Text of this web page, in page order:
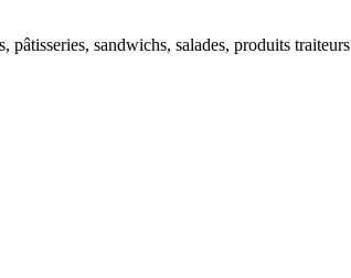
pâtisseries, sandwichs, salades, produits traiteurs